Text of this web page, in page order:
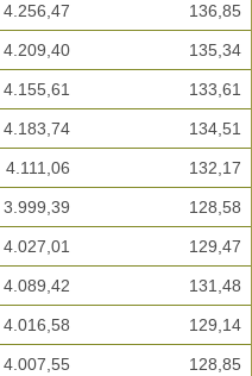
4.256,47 136,85
4.209,40 135,34
4.155,61 133,61
4.183,74 134,51
4.111,06 132,17
3.999,39 128,58
4.027,01 129,47
4.089,42 131,48
4.016,58 129,14
4.007,55 128,85